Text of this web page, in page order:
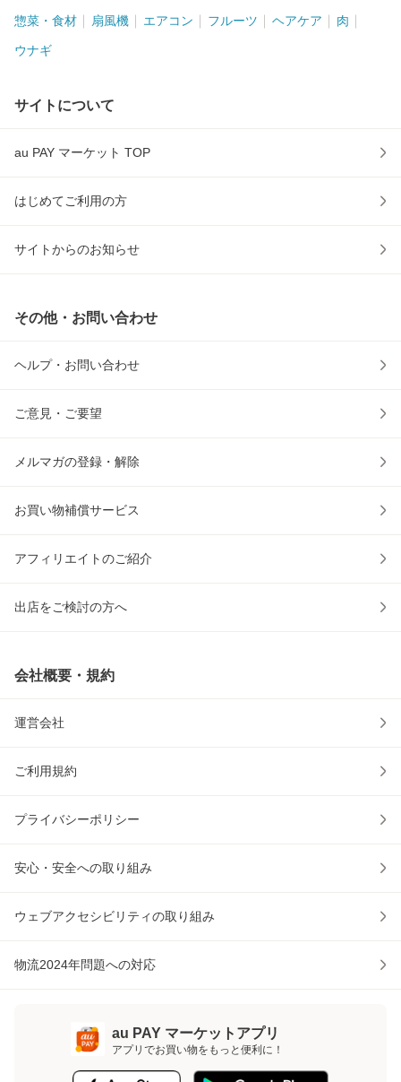
惣菜・食材 扇風機 エアコン フルーツ ヘアケア 肉
ウナギ
サイトについて
au PAY マーケット TOP
はじめてご利用の方
サイトからのお知らせ
その他・お問い合わせ
ヘルプ・お問い合わせ
ご意見・ご要望
メルマガの登録・解除
お買い物補償サービス
アフィリエイトのご紹介
出店をご検討の方へ
会社概要・規約
運営会社
ご利用規約
プライバシーポリシー
安心・安全への取り組み
ウェブアクセシビリティの取り組み
物流2024年問題への対応
au PAY マーケットアプリ
アプリでお買い物をもっと便利に！